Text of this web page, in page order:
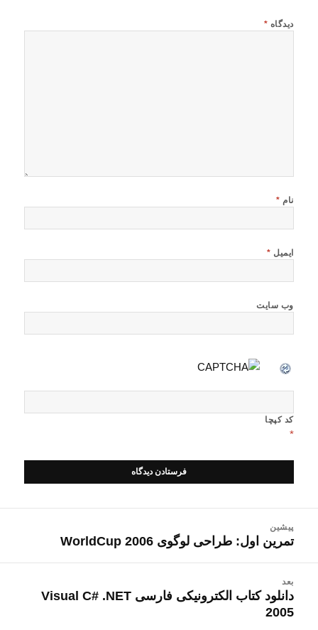
دیدگاه *
نام *
ایمیل *
وب‌ سایت
کد کپچا
*
نوشتهپیشین
نوشته
تمرین اول: طراحی لوگوی WorldCup 2006
بعد
نوشته
بعدی:
دانلود کتاب الکترونیکی فارسی Visual C# .NET
2005